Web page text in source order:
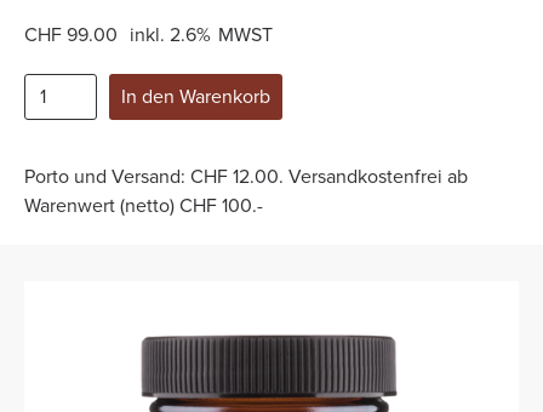
CHF 99.00 inkl. 2.6% MWST
Porto und Versand: CHF 12.00. Versandkostenfrei ab
Warenwert (netto) CHF 100.-